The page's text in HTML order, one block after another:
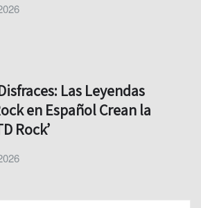
Las Leyendas
en Español Crean la
Rock’